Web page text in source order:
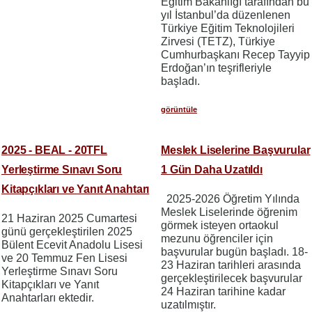
yıl İstanbul’da düzenlenen
Türkiye Eğitim Teknolojileri
Zirvesi (TETZ), Türkiye
Cumhurbaşkanı Recep Tayyip
Erdoğan’ın teşrifleriyle
başladı.
görüntüle
2025 - BEAL - 20TFL
Yerleştirme Sınavı Soru
Kitapçıkları ve Yanıt Anahtarı
21 Haziran 2025 Cumartesi
günü gerçekleştirilen 2025
Bülent Ecevit Anadolu Lisesi
ve 20 Temmuz Fen Lisesi
Yerleştirme Sınavı Soru
Kitapçıkları ve Yanıt
Anahtarları ektedir.
Meslek Liselerine Başvurular
1 Gün Daha Uzatıldı
2025-2026 Öğretim Yılında
Meslek Liselerinde öğrenim
görmek isteyen ortaokul
mezunu öğrenciler için
başvurular bugün başladı. 18-
23 Haziran tarihleri arasında
gerçekleştirilecek başvurular
24 Haziran tarihine kadar
uzatılmıştır.